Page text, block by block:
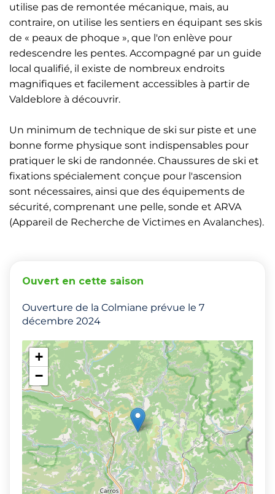
utilise pas de remontée mécanique, mais, au
contraire, on utilise les sentiers en équipant ses skis
de « peaux de phoque », que l'on enlève pour
redescendre les pentes. Accompagné par un guide
local qualifié, il existe de nombreux endroits
magnifiques et facilement accessibles à partir de
Valdeblore à découvrir.
Un minimum de technique de ski sur piste et une
bonne forme physique sont indispensables pour
pratiquer le ski de randonnée. Chaussures de ski et
fixations spécialement conçue pour l'ascension
sont nécessaires, ainsi que des équipements de
sécurité, comprenant une pelle, sonde et ARVA
(Appareil de Recherche de Victimes en Avalanches).
Ouvert en cette saison
Ouverture de la Colmiane prévue le 7
décembre 2024
+
−